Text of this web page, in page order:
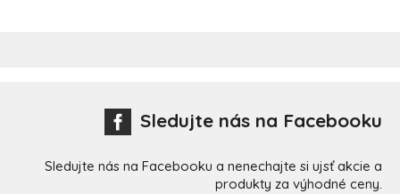
Sledujte nás na Facebooku
Sledujte nás na Facebooku a nenechajte si ujsť akcie a
produkty za výhodné ceny.